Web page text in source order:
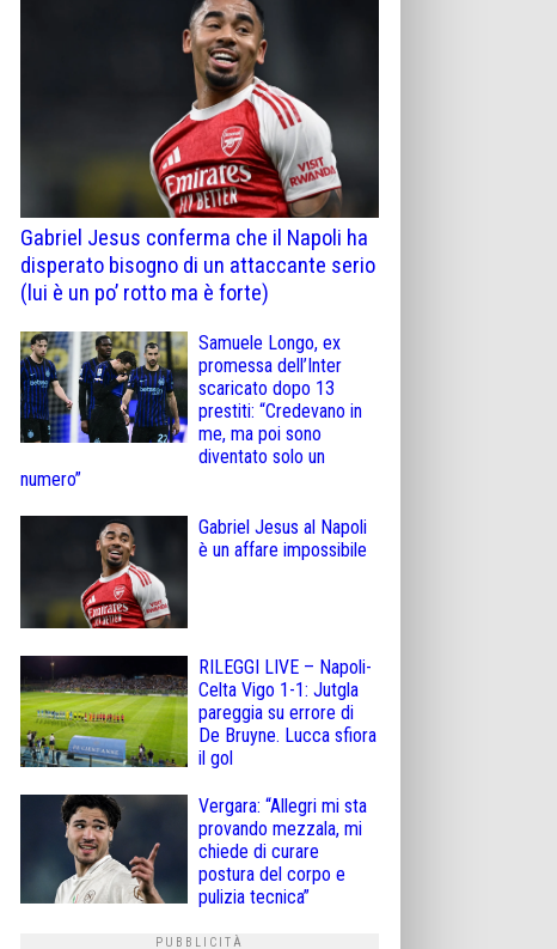
Gabriel Jesus conferma che il Napoli ha
disperato bisogno di un attaccante serio
(lui è un po’ rotto ma è forte)
Samuele Longo, ex
promessa dell’Inter
scaricato dopo 13
prestiti: “Credevano in
me, ma poi sono
diventato solo un
numero”
Gabriel Jesus al Napoli
è un affare impossibile
RILEGGI LIVE – Napoli-
Celta Vigo 1-1: Jutgla
pareggia su errore di
De Bruyne. Lucca sfiora
il gol
Vergara: “Allegri mi sta
provando mezzala, mi
chiede di curare
postura del corpo e
pulizia tecnica”